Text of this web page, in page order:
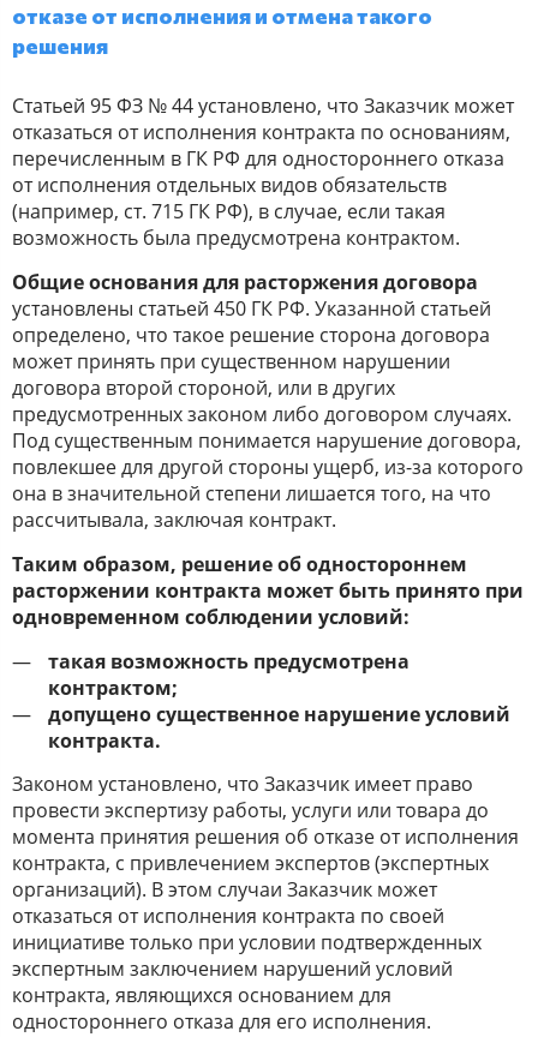
отказе от исполнения и отмена такого
решения
Статьей 95 ФЗ № 44 установлено, что Заказчик может
отказаться от исполнения контракта по основаниям,
перечисленным в ГК РФ для одностороннего отказа
от исполнения отдельных видов обязательств
(например, ст. 715 ГК РФ), в случае, если такая
возможность была предусмотрена контрактом.
Общие основания для расторжения договора
установлены статьей 450 ГК РФ. Указанной статьей
определено, что такое решение сторона договора
может принять при существенном нарушении
договора второй стороной, или в других
предусмотренных законом либо договором случаях.
Под существенным понимается нарушение договора,
повлекшее для другой стороны ущерб, из-за которого
она в значительной степени лишается того, на что
рассчитывала, заключая контракт.
Таким образом, решение об одностороннем
расторжении контракта может быть принято при
одновременном соблюдении условий:
такая возможность предусмотрена
контрактом;
допущено существенное нарушение условий
контракта.
Законом установлено, что Заказчик имеет право
провести экспертизу работы, услуги или товара до
момента принятия решения об отказе от исполнения
контракта, с привлечением экспертов (экспертных
организаций). В этом случаи Заказчик может
отказаться от исполнения контракта по своей
инициативе только при условии подтвержденных
экспертным заключением нарушений условий
контракта, являющихся основанием для
одностороннего отказа для его исполнения.